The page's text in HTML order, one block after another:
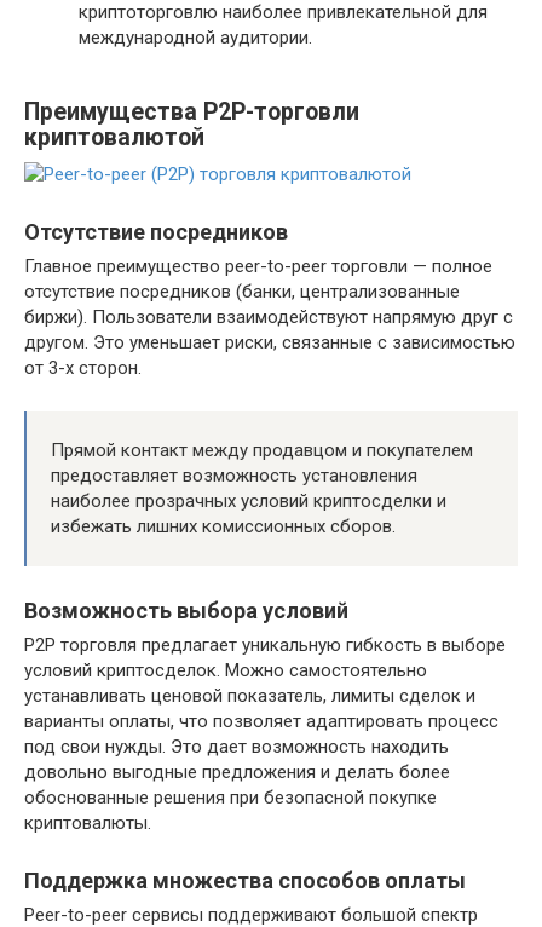
криптоторговлю наиболее привлекательной для
международной аудитории.
Преимущества P2P-торговли
криптовалютой
Отсутствие посредников
Главное преимущество peer-to-peer торговли — полное
отсутствие посредников (банки, централизованные
биржи). Пользователи взаимодействуют напрямую друг с
другом. Это уменьшает риски, связанные с зависимостью
от 3-х сторон.
Прямой контакт между продавцом и покупателем
предоставляет возможность установления
наиболее прозрачных условий криптосделки и
избежать лишних комиссионных сборов.
Возможность выбора условий
P2P торговля предлагает уникальную гибкость в выборе
условий криптосделок. Можно самостоятельно
устанавливать ценовой показатель, лимиты сделок и
варианты оплаты, что позволяет адаптировать процесс
под свои нужды. Это дает возможность находить
довольно выгодные предложения и делать более
обоснованные решения при безопасной покупке
криптовалюты.
Поддержка множества способов оплаты
Peer-to-peer сервисы поддерживают большой спектр